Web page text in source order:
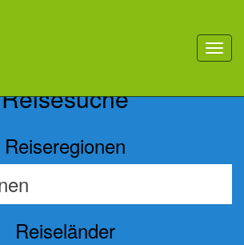
toggle
Reisesuche
Reiseregionen
Reiseländer